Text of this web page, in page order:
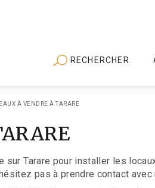
RECHERCHER
À VENDRE À TARARE
sur Tarare pour installer les
pas à prendre contact